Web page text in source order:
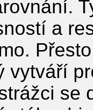
a
vytváří
se